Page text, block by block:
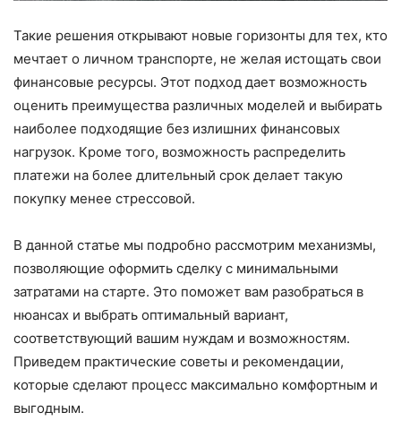
Такие решения открывают новые горизонты для тех, кто
мечтает о личном транспорте, не желая истощать свои
финансовые ресурсы. Этот подход дает возможность
оценить преимущества различных моделей и выбирать
наиболее подходящие без излишних финансовых
нагрузок. Кроме того, возможность распределить
платежи на более длительный срок делает такую
покупку менее стрессовой.
В данной статье мы подробно рассмотрим механизмы,
позволяющие оформить сделку с минимальными
затратами на старте. Это поможет вам разобраться в
нюансах и выбрать оптимальный вариант,
соответствующий вашим нуждам и возможностям.
Приведем практические советы и рекомендации,
которые сделают процесс максимально комфортным и
выгодным.